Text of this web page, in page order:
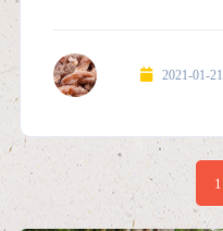
2021-01-21
1